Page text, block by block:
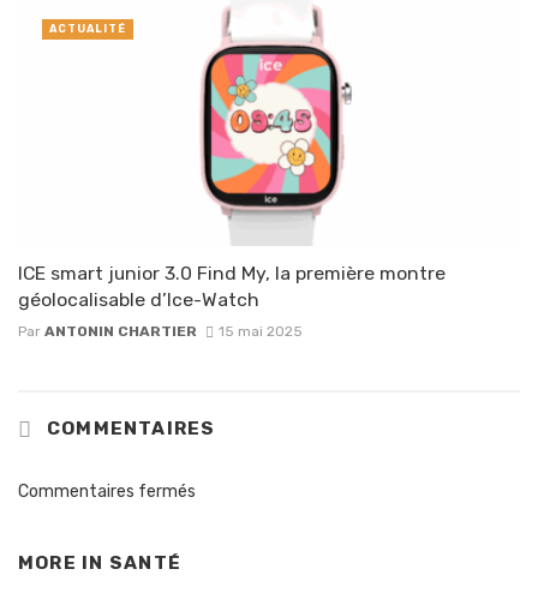
ICE smart junior 3.0 Find My, la première montre
géolocalisable d’Ice-Watch
Par ANTONIN CHARTIER 15 mai 2025
ACTUALITÉ
COMMENTAIRES
Commentaires fermés
MORE IN SANTÉ